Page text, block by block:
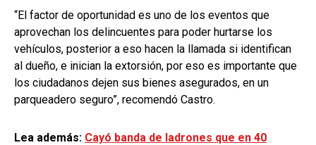
“El factor de oportunidad es uno de los eventos que
aprovechan los delincuentes para poder hurtarse los
vehículos, posterior a eso hacen la llamada si identifican
al dueño, e inician la extorsión, por eso es importante que
los ciudadanos dejen sus bienes asegurados, en un
parqueadero seguro”, recomendó Castro.
Lea además: Cayó banda de ladrones que en 40